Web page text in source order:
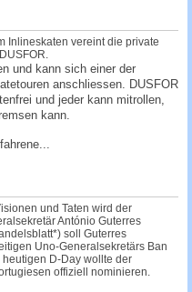
Inlineskaten vereint die private
und kann sich einer der
anschliessen. DUSFOR
und jeder kann mitrollen,
kann.
und Taten wird der
António Guterres
soll Guterres
Uno-Generalsekretärs Ban
heutigen D-Day wollte der
offiziell nominieren.